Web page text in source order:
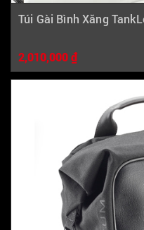
Túi Gài Bình Xăng
2,010,000 ₫